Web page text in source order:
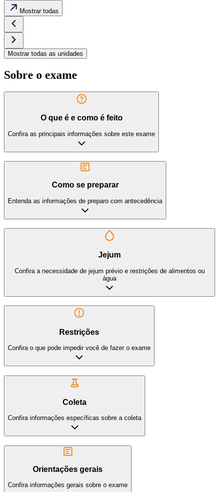
Mostrar todas
Mostrar todas as unidades
Sobre o exame
O que é e como é feito
Confira as principais informações sobre este exame
Como se preparar
Entenda as informações de preparo com antecedência
Jejum
Confira a necessidade de jejum prévio e restrições de alimentos ou
água
Restrições
Confira o que pode impedir você de fazer o exame
Coleta
Confira informações específicas sobre a coleta
Orientações gerais
Confira informações gerais sobre o exame